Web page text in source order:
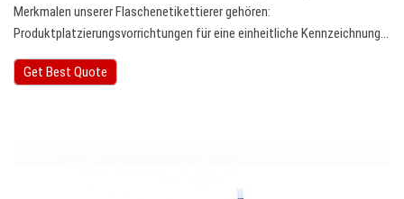
Merkmalen unserer Flaschenetikettierer gehören:
Produktplatzierungsvorrichtungen für eine einheitliche Kennzeichnung…
Get Best Quote